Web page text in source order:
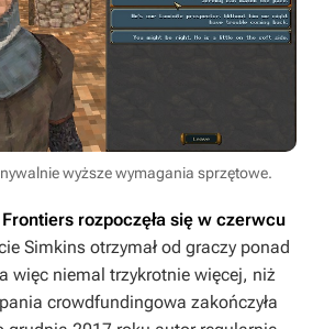
wyższe wymagania sprzętowe.
Frontiers rozpoczęła się w czerwcu
Simkins otrzymał od graczy ponad
więc niemal trzykrotnie więcej, niż
crowdfundingowa zakończyła